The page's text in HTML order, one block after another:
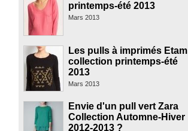
printemps-été 2013
Mars 2013
Les pulls à imprimés Etam
collection printemps-été
2013
Mars 2013
Envie d'un pull vert Zara
Collection Automne-Hiver
2012-2013 ?